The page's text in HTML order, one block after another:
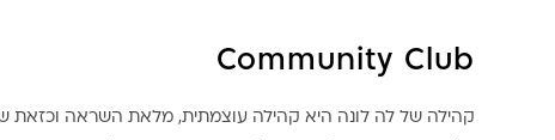
Community Club
קהילה של לה לונה היא קהילה עוצמתית, מלאת השראה